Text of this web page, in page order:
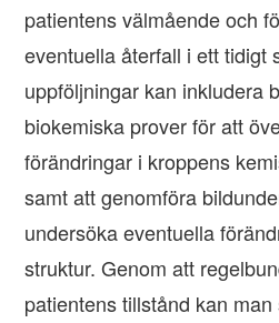
patientens välmående och
eventuella återfall i ett tidigt
uppföljningar kan inkludera
biokemiska prover för att
förändringar i kroppens
samt att genomföra
undersöka eventuella
struktur. Genom att
patientens tillstånd kan